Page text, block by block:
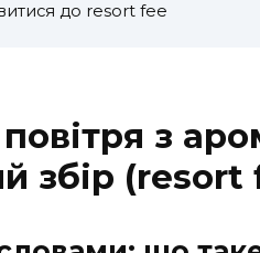
до resort fee
з
збір (resort